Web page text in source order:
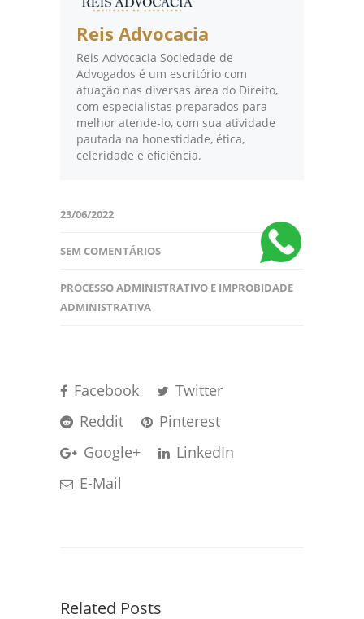
Reis Advocacia
Reis Advocacia Sociedade de
Advogados é um escritório com
atuação nas diversas área do Direito,
com especialistas preparados para
melhor atende-lo, com sua atividade
pautada na honestidade, ética,
celeridade e eficiência.
23/06/2022
SEM COMENTÁRIOS
PROCESSO ADMINISTRATIVO E IMPROBIDADE
ADMINISTRATIVA
Facebook
Twitter
Reddit
Pinterest
Google+
LinkedIn
E-Mail
Related Posts